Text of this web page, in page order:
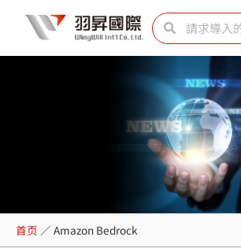
内
SearchSearch
Amazon Bedrock
首页 ／ Amazon Bedrock